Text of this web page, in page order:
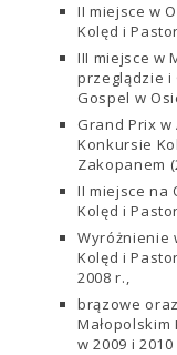
II miejsce w
Kolęd i
III miejsce w
przeglądzie i
Gospel w
Grand Prix
Konkursie
Zakopanem
II miejsce na
Kolęd i
Wyróżnienie
Kolęd i
2008 r.,
brązowe
w 2009 i 2010